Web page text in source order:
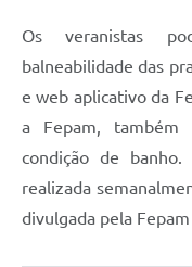
Os veranistas
balneabilidade das
e web aplicativo da
a Fepam, também
condição de
realizada
divulgada pela